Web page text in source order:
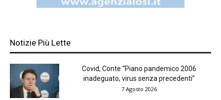
Notizie Più Lette
Covid, Conte “Piano pandemico 2006
inadeguato, virus senza precedenti”
7 Agosto 2026